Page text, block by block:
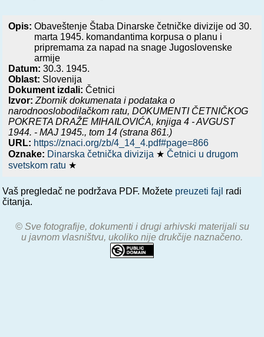
Opis:Obaveštenje Štaba Dinarske četničke divizije od 30.
marta 1945. komandantima korpusa o planu i
pripremama za napad na snage Jugoslovenske
armije
Datum:30.3. 1945.
Oblast: Slovenija
Dokument izdali: Četnici
Izvor: Zbornik dokumenata i podataka o
narodnooslobodilačkom ratu,DOKUMENTI ČETNIČKOG
POKRETA DRAŽE MIHAILOVIĆA, knjiga 4 - AVGUST
1944. - MAJ 1945., tom 14 (strana 861.)
URL: https://znaci.org/zb/4_14_4.pdf#page=866
Oznake: Dinarska četnička divizija ★Četnici u drugom
svetskom ratu ★
Vaš pregledač ne podržava PDF. Možete preuzeti fajl radi
čitanja.
© Sve fotografije, dokumenti i drugi arhivski materijali su
u javnom vlasništvu, ukoliko nije drukčije naznačeno.